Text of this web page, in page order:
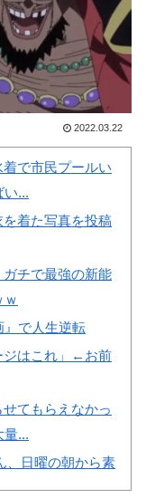
ら…」→「え
？？？？？？？」＝韓
織田信長の安土城の
築技術の高さに韓国
失う‥」
日本の某全国チェー
写真が話題になって
ﾞﾙﾌﾞﾙ」＝韓国の反
「手術中に震度6強の
時の日本の医療スタ
鳥肌立った」「こう
韓国も見習わないと」
2022.03.22
着で市民プールい
い...
を着た写真を投稿
ガチで最強の新能
ｗ
』で人生逆転
ジはこれ」←お前
てもらえなかっ
量...
、日曜の朝から素